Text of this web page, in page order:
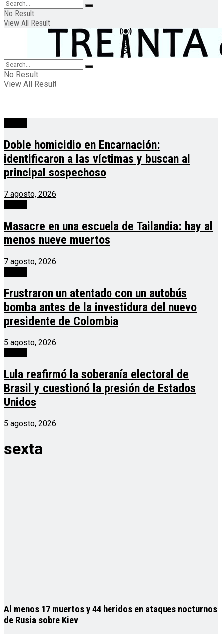
No Result
View All Result
No Result
View All Result
Doble homicidio en Encarnación:
identificaron a las víctimas y buscan al
principal sospechoso
7 agosto, 2026
Masacre en una escuela de Tailandia: hay al
menos nueve muertos
7 agosto, 2026
Frustraron un atentado con un autobús
bomba antes de la investidura del nuevo
presidente de Colombia
5 agosto, 2026
Lula reafirmó la soberanía electoral de
Brasil y cuestionó la presión de Estados
Unidos
5 agosto, 2026
sexta
Al menos 17 muertos y 44 heridos en ataques nocturnos
de Rusia sobre Kiev